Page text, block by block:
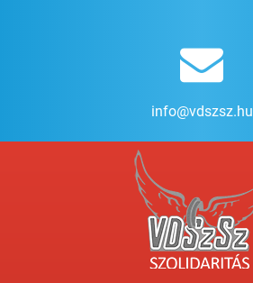
info@vdszsz.hu